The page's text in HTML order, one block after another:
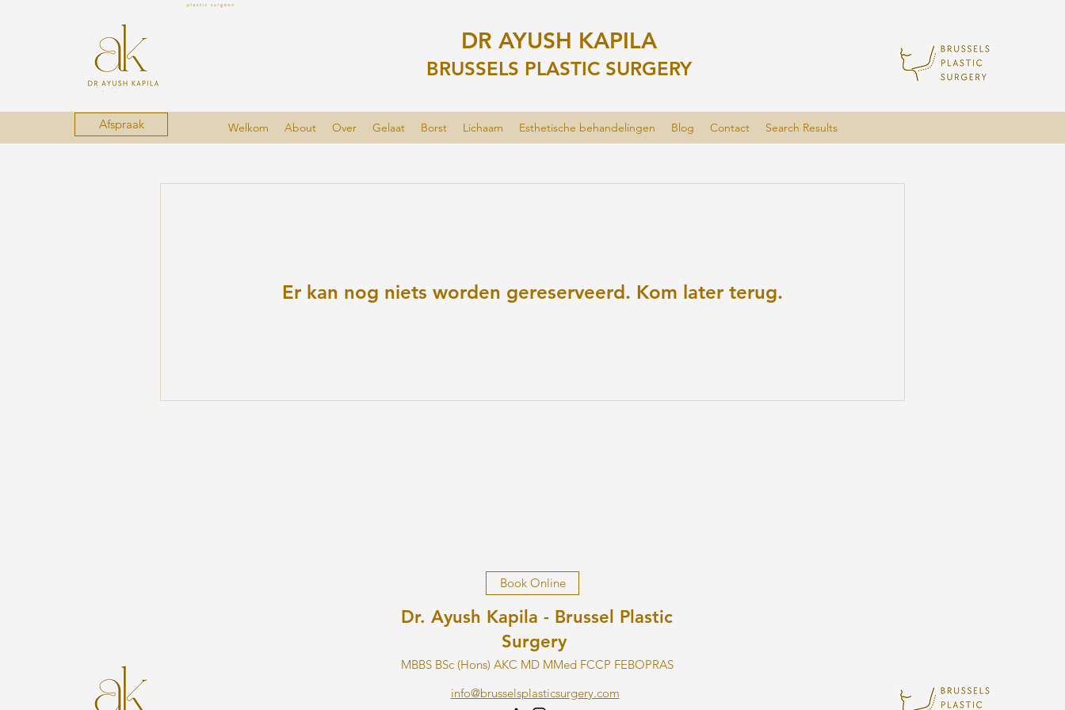
DR AYUSH KAPILA
BRUSSELS PLASTIC SURGERY
Welkom About Over Gelaat Borst Lichaam Esthetische behandelingen Blog Contact Search Results
Afspraak
Er kan nog niets worden gereserveerd. Kom later terug.
Book Online
Dr. Ayush Kapila - Brussel Plastic
Surgery
MBBS BSc (Hons) AKC MD MMed FCCP FEBOPRAS
info@brusselsplasticsurgery.com